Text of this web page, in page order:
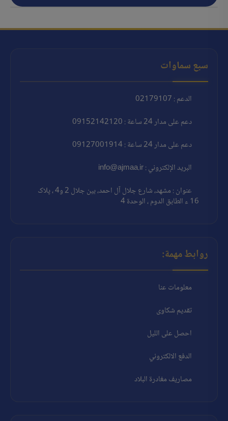
سبع سماوات
الدعم : 02179107
دعم على مدار 24 ساعة : 09152142120
دعم على مدار 24 ساعة : 09127001914
البريد الإلكتروني : info@ajmaa.ir
عنوان : مشهد، شارع جلال آل احمد، بين جلال 2 و4 ، پلاک
16 ء الطابق الدوم ، الوحدة 4
روابط مهمة:
معلومات عنا
تقديم شكاوى
احصل على الليل
الدفع الالكتروني
مصاريف مغادرة البلاد